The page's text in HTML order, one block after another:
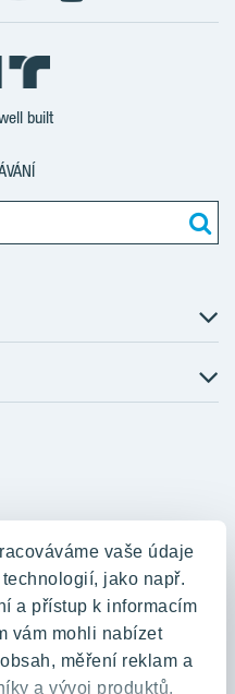
vaše údaje
jako např.
a přístup k informacím
vám mohli nabízet
měření reklam a
a vývoj produktů.
built